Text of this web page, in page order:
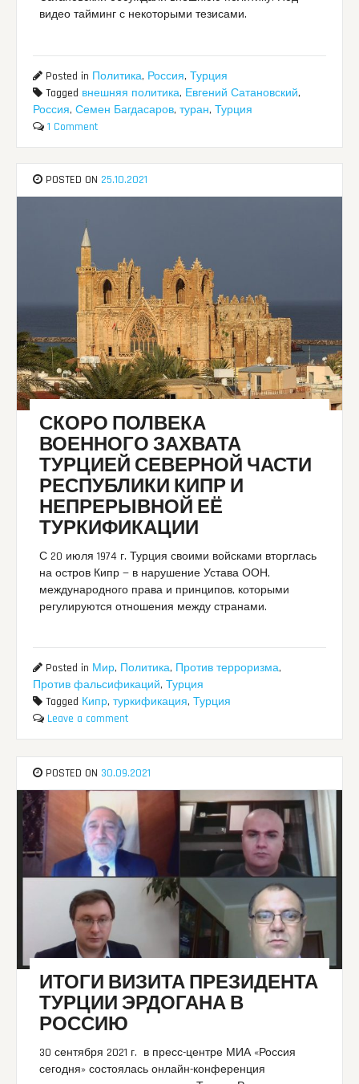
видео тайминг с некоторыми тезисами.
Posted in Политика, Россия,Турция
Tagged внешняя политика, Евгений Сатановский,
Россия,Семен Багдасаров,туран,Турция
1 Comment
POSTED ON 25.10.2021
СКОРО ПОЛВЕКА
ВОЕННОГО ЗАХВАТА
ТУРЦИЕЙ СЕВЕРНОЙ ЧАСТИ
РЕСПУБЛИКИ КИПР И
НЕПРЕРЫВНОЙ ЕЁ
ТУРКИФИКАЦИИ
С 20 июля 1974 г. Турция своими войсками вторглась
на остров Кипр — в нарушение Устава ООН,
международного права и принципов, которыми
регулируются отношения между странами.
Posted in Мир, Политика, Против терроризма,
Против фальсификаций,Турция
Tagged Кипр,туркификация,Турция
Leave a comment
POSTED ON 30.09.2021
ИТОГИ ВИЗИТА ПРЕЗИДЕНТА
ТУРЦИИ ЭРДОГАНА В
РОССИЮ
30 сентября 2021 г. в пресс-центре МИА «Россия
сегодня» состоялась онлайн-конференция